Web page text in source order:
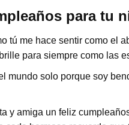
para tu
tú me hace sentir como el
para siempre como las
mundo solo porque soy
y amiga un feliz